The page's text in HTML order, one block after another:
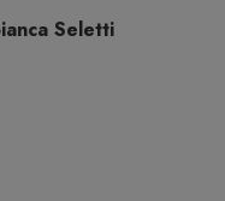
Seletti